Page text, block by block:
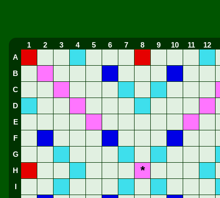
1 2 3 4 5 6 7 8 9 10 11 12
A
B
C
D
E
F
G
H *
I